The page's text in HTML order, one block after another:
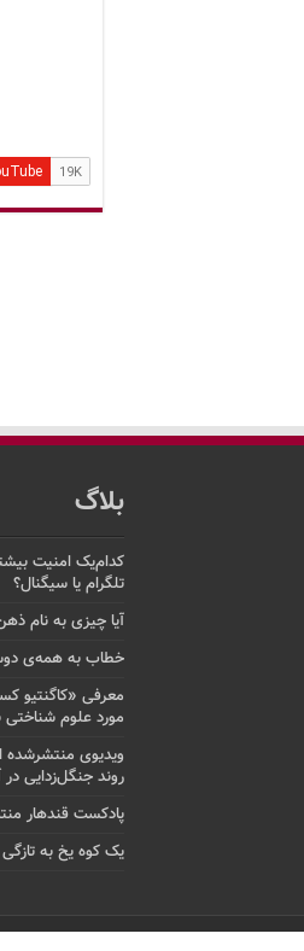
بلاگ
کدام‌یک امنیت
تلگرام یا سیگنال؟
آیا چیزی به نام
خطاب به همه‌ی
معرفی «کاگنتیو
مورد علوم شناختی
ویدیوی منتشرشده
روند جنگل‌زدایی
پادکست قندهار
یک کوه یخ به